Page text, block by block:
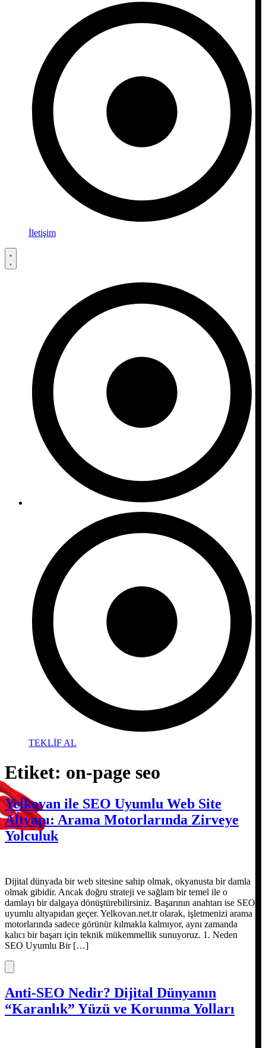
İletişim
TEKLİF AL
Etiket: on-page seo
Yelkovan ile SEO Uyumlu Web Site
Altyapı: Arama Motorlarında Zirveye
Yolculuk
Dijital dünyada bir web sitesine sahip olmak, okyanusta bir damla
olmak gibidir. Ancak doğru strateji ve sağlam bir temel ile o
damlayı bir dalgaya dönüştürebilirsiniz. Başarının anahtarı ise SEO
uyumlu altyapıdan geçer. Yelkovan.net.tr olarak, işletmenizi arama
motorlarında sadece görünür kılmakla kalmıyor, aynı zamanda
kalıcı bir başarı için teknik mükemmellik sunuyoruz. 1. Neden
SEO Uyumlu Bir […]
Anti-SEO Nedir? Dijital Dünyanın
“Karanlık” Yüzü ve Korunma Yolları